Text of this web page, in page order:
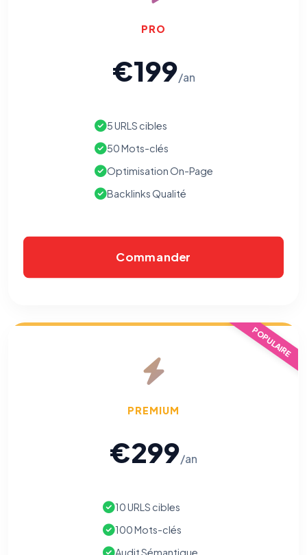
PRO
€199/an
5 URLS cibles
50 Mots-clés
Optimisation On-Page
Backlinks Qualité
Commander
POPULAIRE
PREMIUM
€299/an
10 URLS cibles
100 Mots-clés
Audit Sémantique